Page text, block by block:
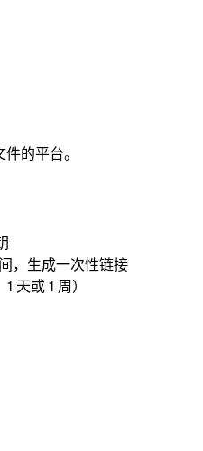
的平台。
，生成一次性链接
天或 1 周）